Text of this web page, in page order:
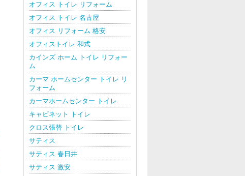
オフィス トイレ リフォーム
オフィス トイレ 名古屋
オフィス リフォーム 格安
オフィストイレ 和式
カインズ ホーム トイレ リフォー
ム
カーマ ホームセンター トイレ リ
フォーム
カーマホームセンター トイレ
キャビネット トイレ
クロス張替 トイレ
サティス
サティス 春日井
サティス 激安